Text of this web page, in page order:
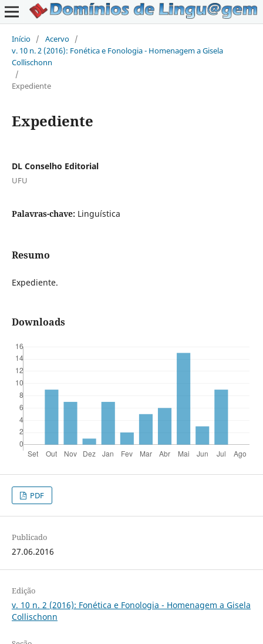
Início / Acervo /
v. 10 n. 2 (2016): Fonética e Fonologia - Homenagem a Gisela
Collischonn
/
Expediente
Expediente
DL Conselho Editorial
UFU
Palavras-chave: Linguística
Resumo
Expediente.
Downloads
PDF
Publicado
27.06.2016
Edição
v. 10 n. 2 (2016): Fonética e Fonologia - Homenagem a Gisela
Collischonn